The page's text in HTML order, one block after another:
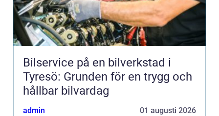
Bilservice på en bilverkstad i
Tyresö: Grunden för en trygg och
hållbar bilvardag
admin 01 augusti 2026